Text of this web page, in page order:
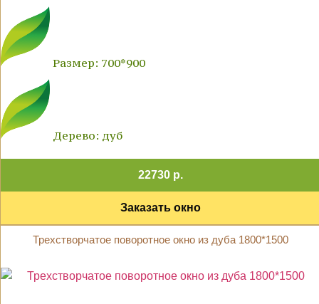
Размер: 700*900
Дерево: дуб
22730 р.
Заказать окно
Трехстворчатое поворотное окно из дуба 1800*1500